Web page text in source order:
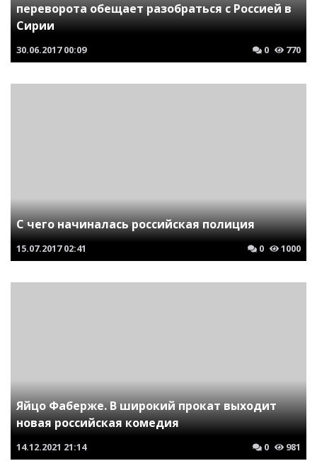
переворота обещает разобраться с Россией в
Сирии
30.06.2017 00:09 0 770
C чего начиналась российская полиция
15.07.2017 02:41 0 1000
Яйцо Фаберже. В широкий прокат выходит
новая российская комедия
14.12.2021 21:14 0 981